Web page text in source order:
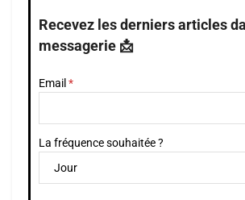
Recevez les derniers articles
messagerie 📩
Email
La fréquence souhaitée ?